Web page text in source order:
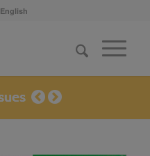
English